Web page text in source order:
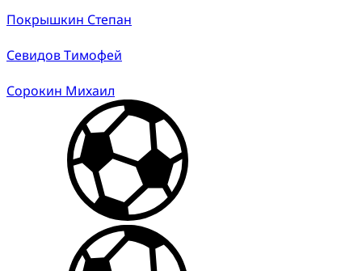
Покрышкин Степан
Севидов Тимофей
Сорокин Михаил